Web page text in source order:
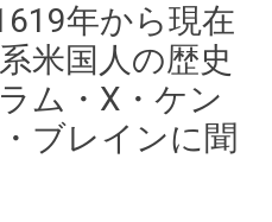
年から現在
米国人の歴史
ム・X・ケン
ブレインに聞